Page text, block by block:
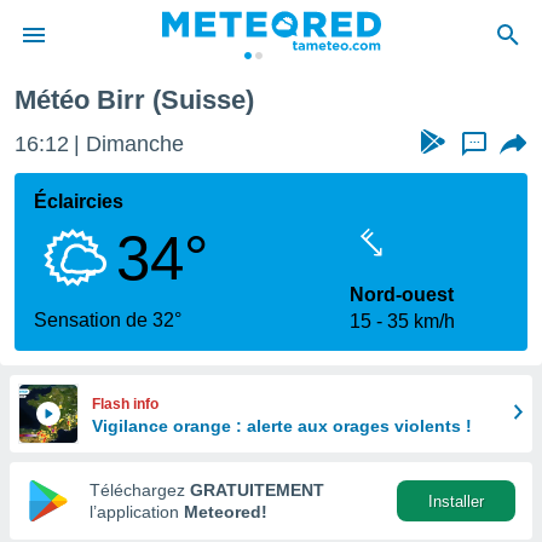
de
Météo Birr (Suisse)
16:12 Dimanche ...
Éclaircies
34°
Sensation de 32°
Nord-ouest
15
35 km/h
Flash info
Vigilance orange : alerte aux orages violents !
Téléchargez GRATUITEMENT
l’application Meteored!
Installer